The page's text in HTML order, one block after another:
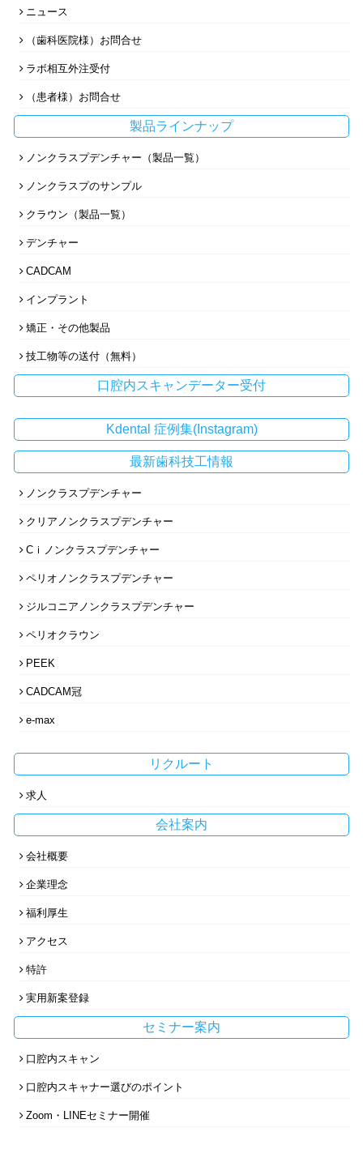
ニュース
（歯科医院様）お問合せ
ラボ相互外注受付
（患者様）お問合せ
製品ラインナップ
ノンクラスプデンチャー（製品一覧）
ノンクラスプのサンプル
クラウン（製品一覧）
デンチャー
CADCAM
インプラント
矯正・その他製品
技工物等の送付（無料）
口腔内スキャンデーター受付
Kdental 症例集(Instagram)
最新歯科技工情報
ノンクラスプデンチャー
クリアノンクラスプデンチャー
Cｉノンクラスプデンチャー
ペリオノンクラスプデンチャー
ジルコニアノンクラスプデンチャー
ペリオクラウン
PEEK
CADCAM冠
e-max
リクルート
求人
会社案内
会社概要
企業理念
福利厚生
アクセス
特許
実用新案登録
セミナー案内
口腔内スキャン
口腔内スキャナー選びのポイント
Zoom・LINEセミナー開催